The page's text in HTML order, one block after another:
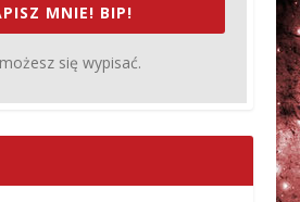
MNIE! BIP!
się wypisać.